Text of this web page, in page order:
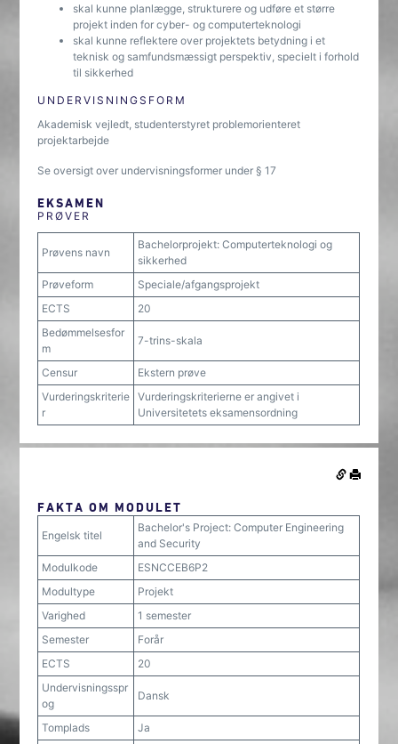
skal kunne planlægge, strukturere og udføre et større
projekt inden for cyber- og computerteknologi
skal kunne reflektere over projektets betydning i et
teknisk og samfundsmæssigt perspektiv, specielt i forhold
til sikkerhed
UNDERVISNINGSFORM
Akademisk vejledt, studenterstyret problemorienteret
projektarbejde
Se oversigt over undervisningsformer under § 17
EKSAMEN
PRØVER
Prøvens navn
Bachelorprojekt: Computerteknologi og
sikkerhed
Prøveform
Speciale/afgangsprojekt
ECTS
20
Bedømmelsesfor
m
7-trins-skala
Censur
Ekstern prøve
Vurderingskriterie
r
Vurderingskriterierne er angivet i
Universitetets eksamensordning
FAKTA OM MODULET
Engelsk titel
Bachelor's Project: Computer Engineering
and Security
Modulkode
ESNCCEB6P2
Modultype
Projekt
Varighed
1 semester
Semester
Forår
ECTS
20
Undervisningsspr
og
Dansk
Tomplads
Ja